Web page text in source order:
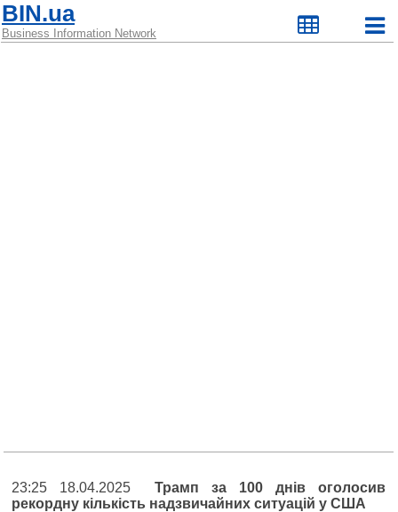
BIN.ua
Business Information Network
23:25 18.04.2025Трамп за 100 днів оголосив
рекордну кількість надзвичайних ситуацій у США